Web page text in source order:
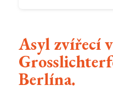
Asyl zvířecí v
Berlína.